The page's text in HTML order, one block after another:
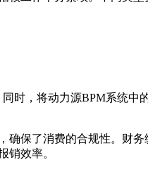
时，将动力源BPM系统中
确保了消费的合规性。财
销效率。